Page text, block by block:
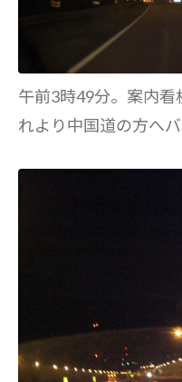
午前3時49分。案内看
れより中国道の方へ